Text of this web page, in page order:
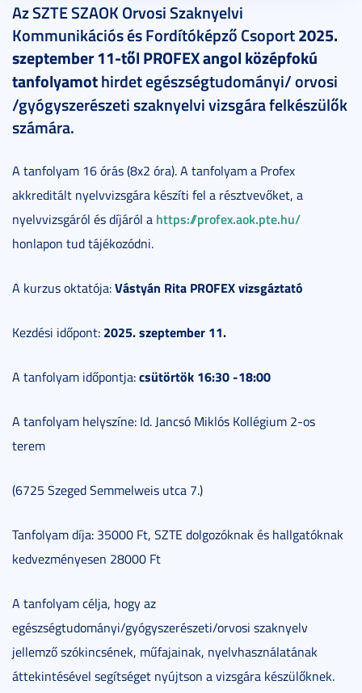
Az SZTE SZAOK Orvosi Szaknyelvi
Kommunikációs és Fordítóképző Csoport2025.
szeptember 11-től PROFEX angol középfokú
tanfolyamothirdet egészségtudományi/ orvosi
/gyógyszerészeti szaknyelvi vizsgára felkészülők
számára.
A tanfolyam 16 órás (8x2 óra). A tanfolyam a Profex
akkreditált nyelvvizsgára készíti fel a résztvevőket, a
nyelvvizsgáról és díjáról a https://profex.aok.pte.hu/
honlapon tud tájékozódni.
A kurzus oktatója:Vástyán Rita PROFEX vizsgáztató
Kezdési időpont: 2025. szeptember 11.
A tanfolyam időpontja:csütörtök 16:30 -18:00
A tanfolyam helyszíne: Id. Jancsó Miklós Kollégium 2-os
terem
(6725 Szeged Semmelweis utca 7.)
Tanfolyam díja: 35000 Ft, SZTE dolgozóknak és hallgatóknak
kedvezményesen 28000 Ft
A tanfolyam célja, hogy az
egészségtudományi/gyógyszerészeti/orvosi szaknyelv
jellemző szókincsének, műfajainak, nyelvhasználatának
áttekintésével segítséget nyújtson a vizsgára készülőknek.